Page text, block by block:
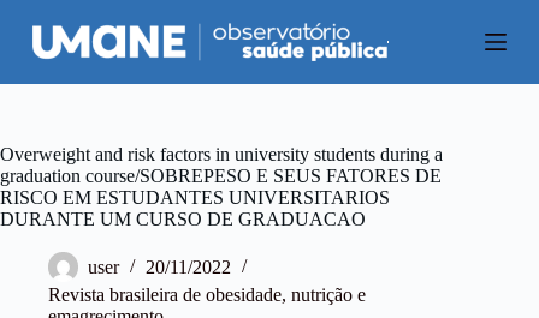
P
u
a
a
r
a
o
Overweight and risk factors in university students during a
graduation course/SOBREPESO E SEUS FATORES DE
RISCO EM ESTUDANTES UNIVERSITARIOS
DURANTE UM CURSO DE GRADUACAO
user
20/11/2022
Revista brasileira de obesidade, nutrição e